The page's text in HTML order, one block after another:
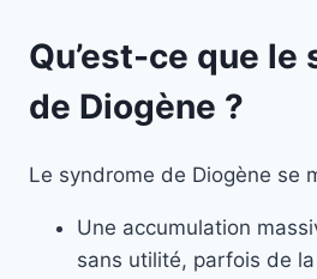
Qu’est-ce que le
de Diogène ?
Le syndrome de Diogène se
Une accumulation
sans utilité, parfois de